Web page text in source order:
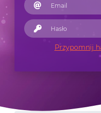
Przypomnij